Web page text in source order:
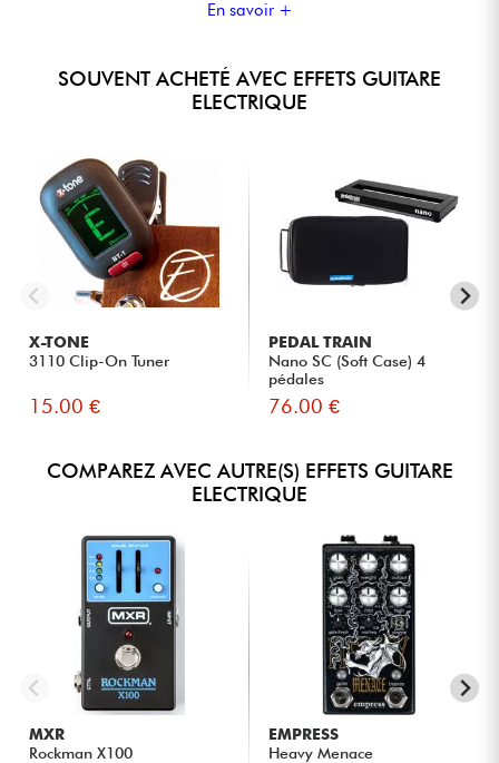
En savoir +
SOUVENT ACHETÉ AVEC EFFETS GUITARE
ELECTRIQUE
X-TONE
3110 Clip-On Tuner
15.00 €
PEDAL TRAIN
Nano SC (Soft Case) 4
pédales
76.00 €
COMPAREZ AVEC AUTRE(S) EFFETS GUITARE
ELECTRIQUE
MXR
Rockman X100
EMPRESS
Heavy Menace